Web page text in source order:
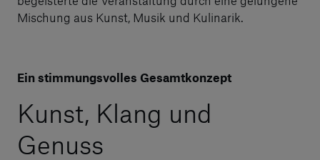
Mischung aus Kunst, Musik und Kulinarik.
Ein stimmungsvolles Gesamtkonzept
Kunst, Klang und
Genuss